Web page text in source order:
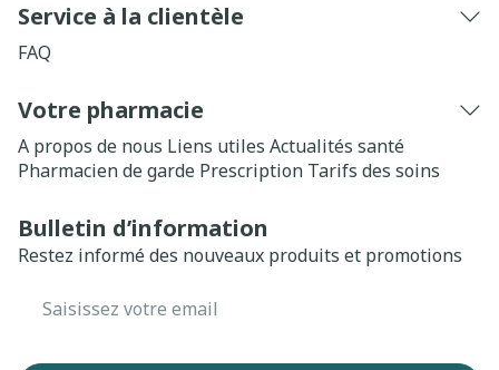
Service à la clientèle
FAQ
Votre pharmacie
A propos de nous Liens utiles Actualités santé
Pharmacien de garde Prescription Tarifs des soins
Bulletin d’information
Restez informé des nouveaux produits et promotions